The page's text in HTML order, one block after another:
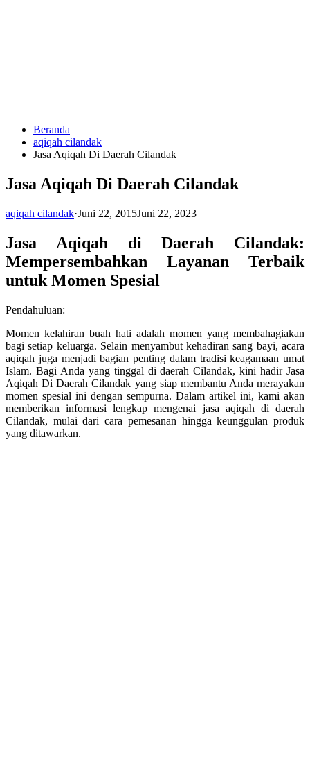
HUBUNGI
KAMI
0823
1246
Beranda
aqiqah cilandak
Jasa Aqiqah Di Daerah Cilandak
Jasa Aqiqah Di Daerah Cilandak
aqiqah cilandak·Juni 22, 2015Juni 22, 2023
Jasa Aqiqah di Daerah Cilandak:
Mempersembahkan Layanan Terbaik
untuk Momen Spesial
Pendahuluan:
Momen kelahiran buah hati adalah momen yang membahagiakan
bagi setiap keluarga. Selain menyambut kehadiran sang bayi, acara
aqiqah juga menjadi bagian penting dalam tradisi keagamaan umat
Islam. Bagi Anda yang tinggal di daerah Cilandak, kini hadir Jasa
Aqiqah Di Daerah Cilandak yang siap membantu Anda merayakan
momen spesial ini dengan sempurna. Dalam artikel ini, kami akan
memberikan informasi lengkap mengenai jasa aqiqah di daerah
Cilandak, mulai dari cara pemesanan hingga keunggulan produk
yang ditawarkan.